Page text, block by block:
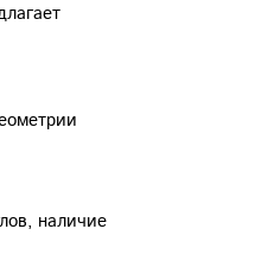
наличие